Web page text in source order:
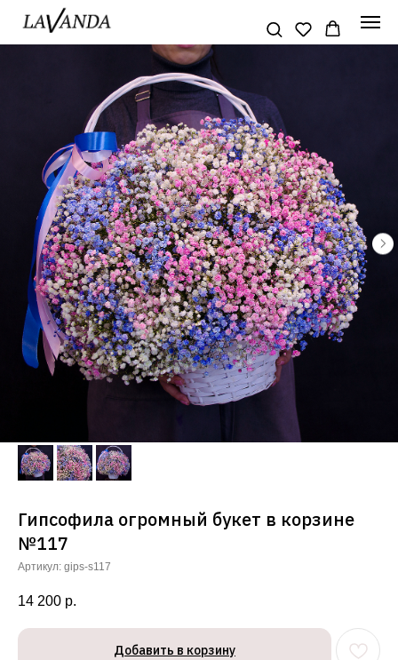
Гипсофила огромный букет в корзине
№117
Артикул: gips-s117
14 200 р.
Добавить в корзину